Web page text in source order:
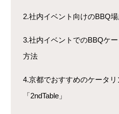
2.社内イベント向けのBBQ
3.社内イベントでのBBQケ
方法
4.京都でおすすめのケータリ
「2ndTable」